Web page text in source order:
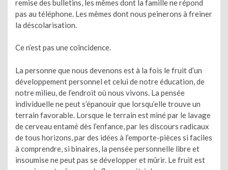
remise des bulletins, les mêmes dont la famille ne répond
pas au téléphone. Les mêmes dont nous peinerons à freiner
la déscolarisation.
Ce n’est pas une coïncidence.
La personne que nous devenons est à la fois le fruit d’un
développement personnel et celui de notre éducation, de
notre milieu, de l’endroit où nous vivons. La pensée
individuelle ne peut s’épanouir que lorsqu’elle trouve un
terrain favorable. Lorsque le terrain est miné par le lavage
de cerveau entamé dès l’enfance, par les discours radicaux
de tous horizons, par des idées à l’emporte-pièces si faciles
à comprendre, si binaires, la pensée personnelle libre et
insoumise ne peut pas se développer et mûrir. Le fruit est